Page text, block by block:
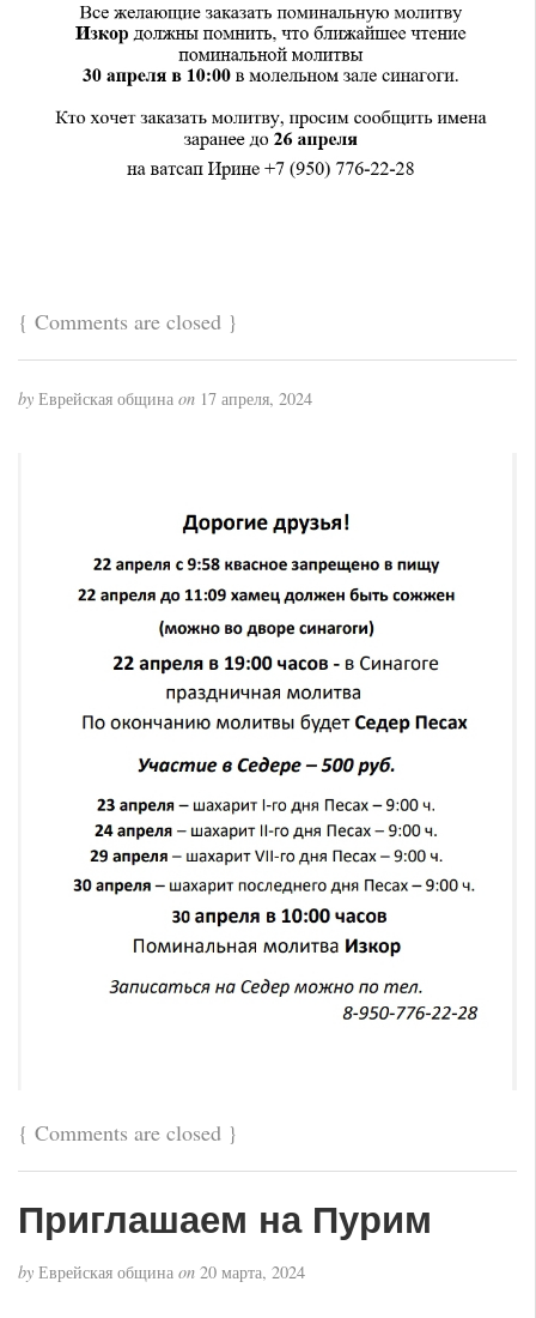
{ Comments are closed }
by Еврейская община on 17 апреля, 2024
{ Comments are closed }
Приглашаем на Пурим
by Еврейская община on 20 марта, 2024